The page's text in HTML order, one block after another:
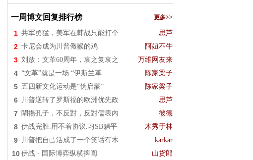
一周博文回复排行榜 更多>>
1 共军勇猛，美军在韩战只能打个 思芦
2 卡尼会成为川普儆猴的鸡 阿妞不牛
3 刘放：文革60周年，哀之复哀之 万维网友来
4 “文革”就是一场 “伊斯兰革 陈家梁子
5 五四新文化运动是“伪启蒙” 陈家梁子
6 川普逆转了罗斯福的欧洲优先政 思芦
7 闡揚孔子，不反對，反對儒表內 彼德
8 伊战完胜.用不着协议.习SB躺平 木秀于林
9 川普把自己活成了一个笑话有木 karkar
10 伊战 - 国际博弈纵横捭阖 山货郎